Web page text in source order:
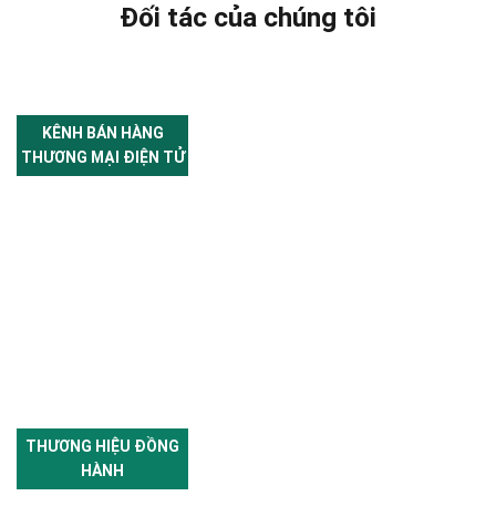
Đối tác của chúng tôi
KÊNH BÁN HÀNG
THƯƠNG MẠI ĐIỆN TỬ
THƯƠNG HIỆU ĐỒNG
HÀNH